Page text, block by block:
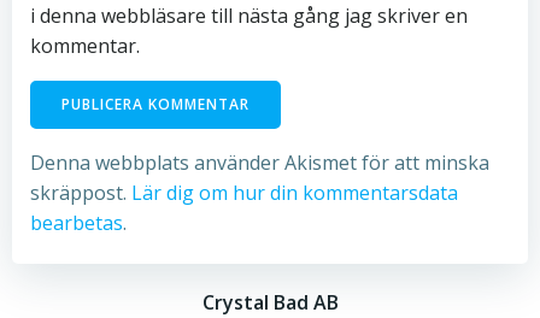
i denna webbläsare till nästa gång jag skriver en
kommentar.
Denna webbplats använder Akismet för att minska
skräppost. Lär dig om hur din kommentarsdata
bearbetas.
Crystal Bad AB